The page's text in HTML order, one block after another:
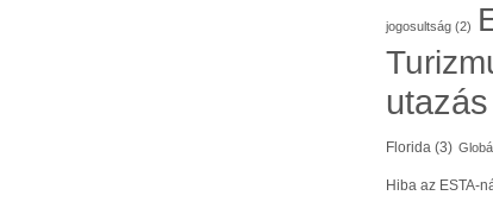
jogosultság(2)
utazás
Florida(3)
Hiba az ESTA-